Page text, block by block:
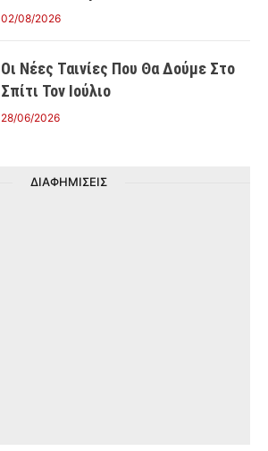
02/08/2026
Οι Νέες Ταινίες Που Θα Δούμε Στο
Σπίτι Τον Ιούλιο
28/06/2026
ΔΙΑΦΗΜΙΣΕΙΣ